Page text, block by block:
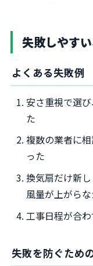
失敗しやす
よくある失敗例
安さ重視で選
た
複数の業者に
った
換気扇だけ新
風量が上がら
工事日程が合
失敗を防ぐため